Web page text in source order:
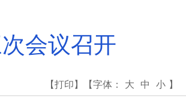
会议召开
【打印】 【字体： 大 中 小 】